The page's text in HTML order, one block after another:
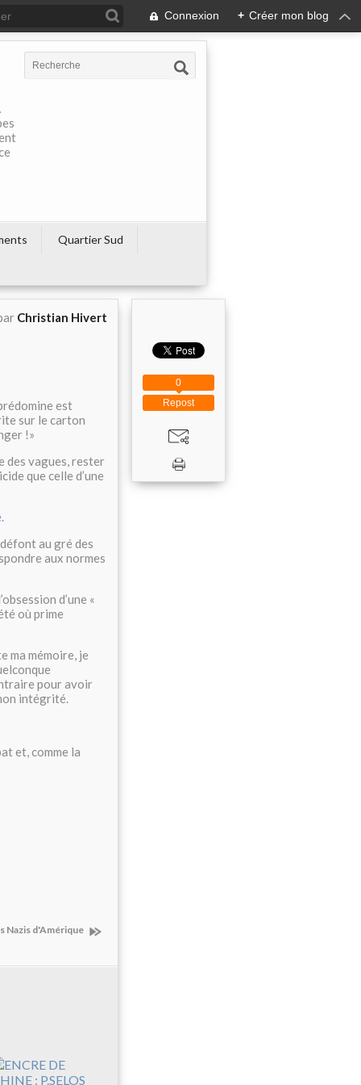
Connexion + Créer mon blog
Quartier Sud
Christian Hivert
est
sur le carton
!»
des vagues, rester
que celle d’une
au gré des
aux normes
d’une «
où prime
ma mémoire, je
pour avoir
intégrité.
et, comme la
Nazis d'Amérique
Repost
0